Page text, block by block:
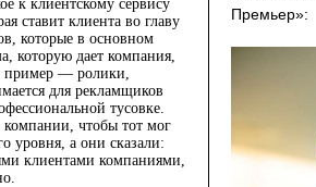
Премьер»:
к клиентскому сервису
ставит клиента во главу
которые в основном
которую дает компания,
пример — ролики,
для рекламщиков
тусовке.
компании, чтобы тот мог
уровня, а они сказали:
клиентами компаниями,